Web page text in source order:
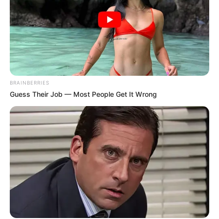
BRAINBERRIES
Guess Their Job — Most People Get It Wrong